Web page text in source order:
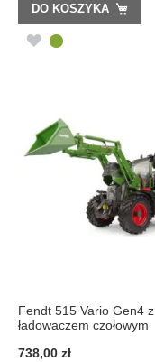
DO KOSZYKA
DODAJ
ŻYCZEŃ
Fendt 515 Vario Gen4 z
ładowaczem czołowym
738,00 zł